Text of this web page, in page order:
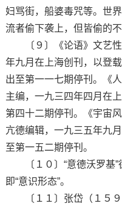
妇骂街，船婆毒咒等。世
流者偷下袭上，但皆偷的
〔９〕《论语》文艺性
年九月在上海创刊，以登
出至第一一七期停刊。《
主编，一九三四年四月在
第四十二期停刊。《宇宙
亢德编辑，一九三五年九
至第一五二期停刊。
〔１０〕“意德沃罗基”
即“意识形态”。
〔１１〕张岱（１５９